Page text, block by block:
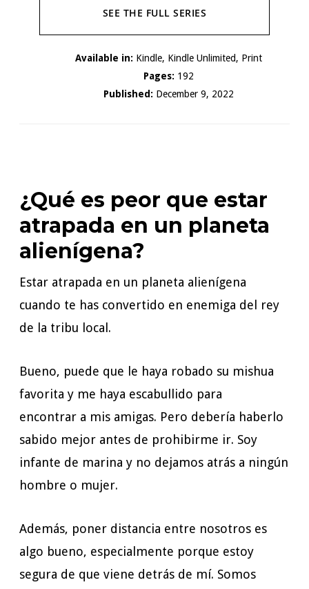
SEE THE FULL SERIES
Available in: Kindle, Kindle Unlimited, Print
Pages: 192
Published: December 9, 2022
¿Qué es peor que estar
atrapada en un planeta
alienígena?
Estar atrapada en un planeta alienígena
cuando te has convertido en enemiga del rey
de la tribu local.
Bueno, puede que le haya robado su mishua
favorita y me haya escabullido para
encontrar a mis amigas. Pero debería haberlo
sabido mejor antes de prohibirme ir. Soy
infante de marina y no dejamos atrás a ningún
hombre o mujer.
Además, poner distancia entre nosotros es
algo bueno, especialmente porque estoy
segura de que viene detrás de mí. Somos